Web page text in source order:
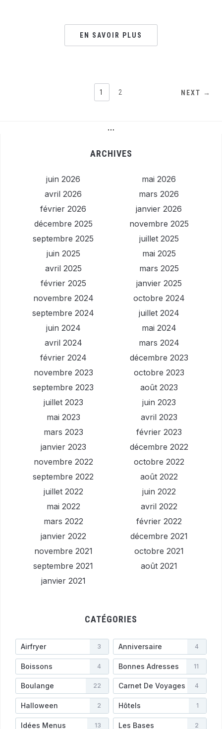
EN SAVOIR PLUS
1 2 NEXT →
…
ARCHIVES
juin 2026
mai 2026
avril 2026
mars 2026
février 2026
janvier 2026
décembre 2025
novembre 2025
septembre 2025
juillet 2025
juin 2025
mai 2025
avril 2025
mars 2025
février 2025
janvier 2025
novembre 2024
octobre 2024
septembre 2024
juillet 2024
juin 2024
mai 2024
avril 2024
mars 2024
février 2024
décembre 2023
novembre 2023
octobre 2023
septembre 2023
août 2023
juillet 2023
juin 2023
mai 2023
avril 2023
mars 2023
février 2023
janvier 2023
décembre 2022
novembre 2022
octobre 2022
septembre 2022
août 2022
juillet 2022
juin 2022
mai 2022
avril 2022
mars 2022
février 2022
janvier 2022
décembre 2021
novembre 2021
octobre 2021
septembre 2021
août 2021
janvier 2021
CATÉGORIES
Airfryer 3 Anniversaire 4
Boissons 4 Bonnes Adresses 11
Boulange 22 Carnet De Voyages 4
Halloween 2 Hôtels 1
Idées Menus 13 Les Bases 2